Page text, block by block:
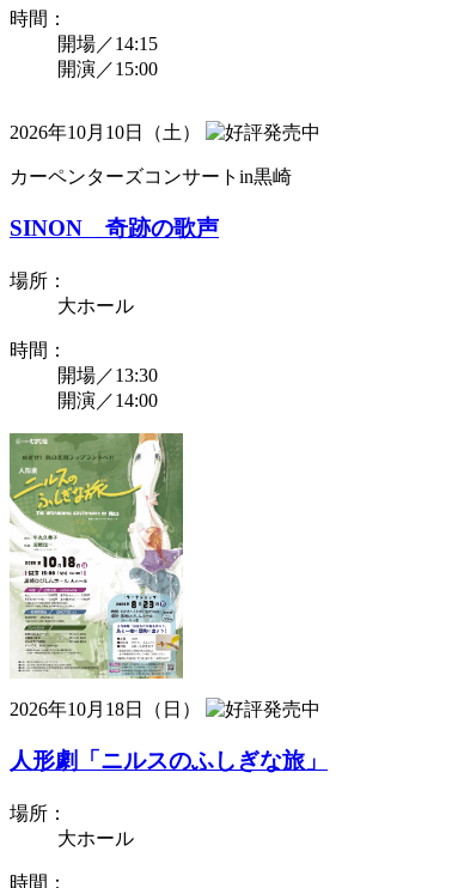
時間：
開場／14:15
開演／15:00
2026年10月10日（土）
カーペンターズコンサートin黒崎
SINON 奇跡の歌声
場所：
大ホール
時間：
開場／13:30
開演／14:00
2026年10月18日（日）
人形劇「ニルスのふしぎな旅」
場所：
大ホール
時間：